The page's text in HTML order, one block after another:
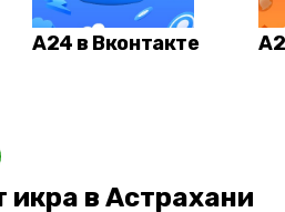
А24 в Вконтакте
икра в Астрахани